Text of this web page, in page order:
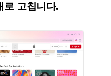
로 고칩니다.